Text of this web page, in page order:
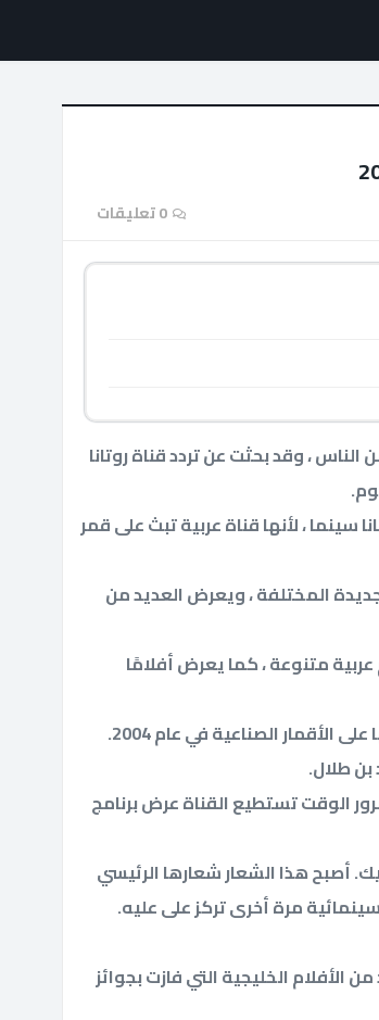
0 تعليقات
، وقد بحثت عن تردد قناة روتانا
سينما ، لأنها قناة عربية تبث على قمر
المختلفة ، ويعرض العديد من
متنوعة ، كما يعرض أفلامًا
وهي أيضًا قناة سعودية ، إحدى قنوات روتانا التي تم إطلاقها على الأقمار الصناعية في عام 2004.
طلال.
الوقت تستطيع القناة عرض برنامج
أصبح هذا الشعار شعارها الرئيسي
مرة أخرى تركز على عليه.
الخليجية التي فازت بجوائز